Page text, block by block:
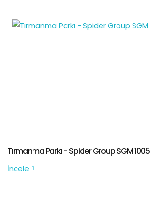
Tırmanma Parkı - Spider Group SGM 1005
İncele